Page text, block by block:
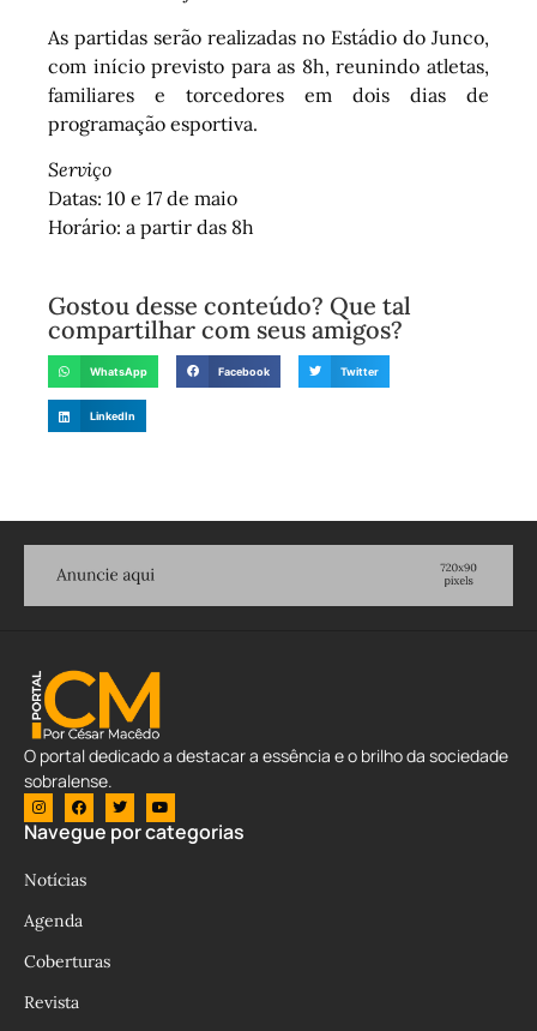
As partidas serão realizadas no Estádio do Junco,
com início previsto para as 8h, reunindo atletas,
familiares e torcedores em dois dias de
programação esportiva.
Serviço
Datas: 10 e 17 de maio
Horário: a partir das 8h
Gostou desse conteúdo? Que tal
compartilhar com seus amigos?
WhatsApp Facebook Twitter
LinkedIn
O portal dedicado a destacar a essência e o brilho da sociedade
sobralense.
Navegue por categorias
Notícias
Agenda
Coberturas
Revista